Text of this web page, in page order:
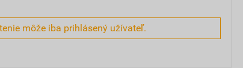
môže iba prihlásený užívateľ.